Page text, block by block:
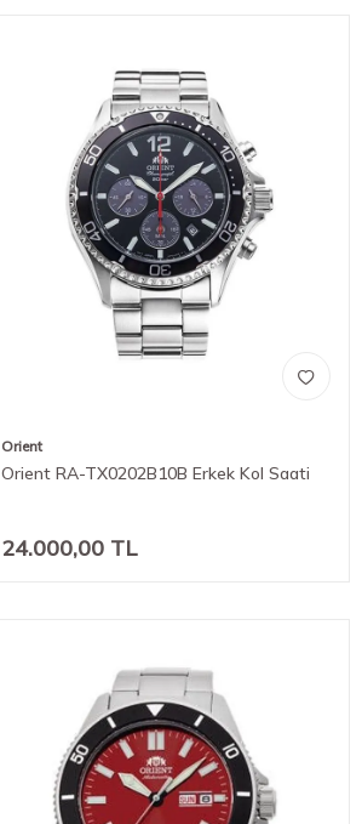
Orient
Orient RA-TX0202B10B Erkek Kol Saati
24.000,00 TL